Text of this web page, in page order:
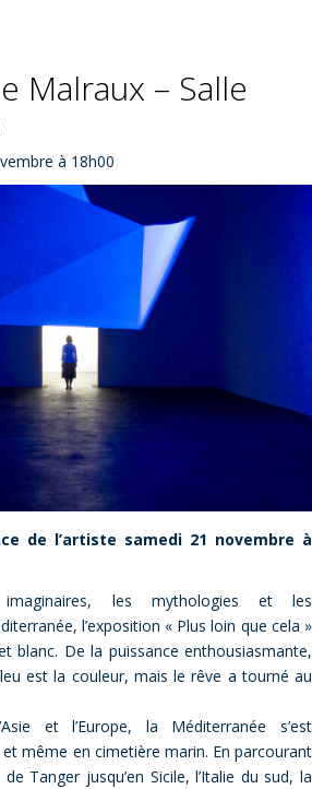
Malraux – Salle
à 18h00
de l’artiste samedi 21 novembre à
les mythologies et les
l’exposition « Plus loin que cela »
blanc. De la puissance enthousiasmante,
est la couleur, mais le rêve a tourné au
et l’Europe, la Méditerranée s’est
même en cimetière marin. En parcourant
Tanger jusqu’en Sicile, l’Italie du sud, la